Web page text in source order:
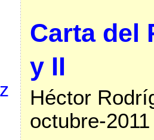
Carta del
y II
Héctor
octubre-2011